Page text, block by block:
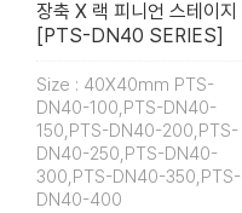
장축 X 랙 피니언 스테이지
[PTS-DN40 SERIES]
Size : 40X40mm PTS-
DN40-100,PTS-DN40-
150,PTS-DN40-200,PTS-
DN40-250,PTS-DN40-
300,PTS-DN40-350,PTS-
DN40-400